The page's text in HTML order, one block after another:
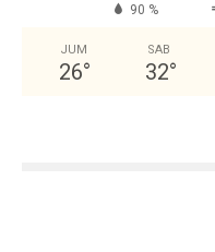
90 %
JUM
26°
SAB
32°